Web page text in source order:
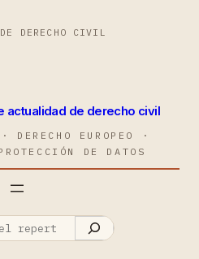
DERECHO CIVIL
actualidad de derecho civil
DERECHO EUROPEO ·
DE DATOS